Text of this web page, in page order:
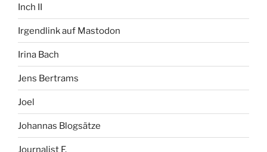
Inch II
Irgendlink auf Mastodon
Irina Bach
Jens Bertrams
Joel
Johannas Blogsätze
Journalist F.